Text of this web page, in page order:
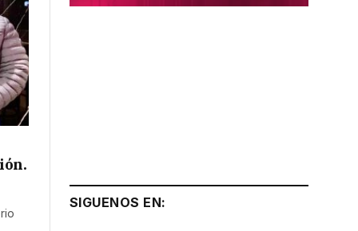
SIGUENOS EN: